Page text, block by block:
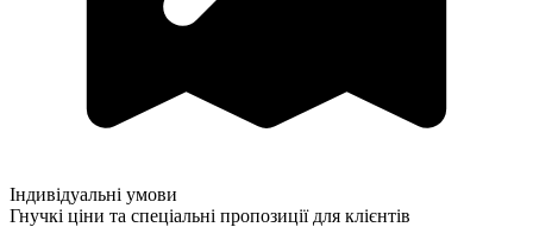
Індивідуальні умови
Гнучкі ціни та спеціальні пропозиції для клієнтів